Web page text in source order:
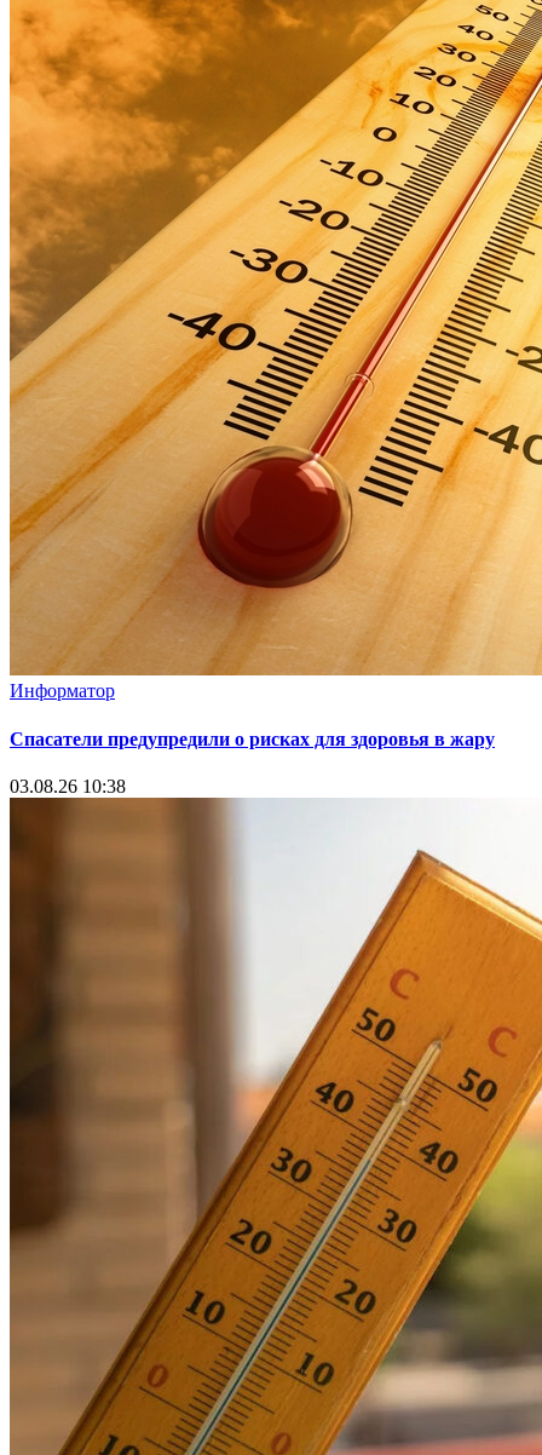
Информатор
Спасатели предупредили о рисках для здоровья в жару
03.08.26 10:38